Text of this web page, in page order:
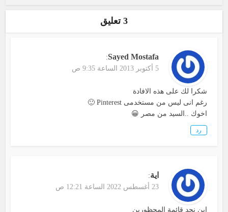
3 تعليق
Sayed Mostafa
:
5 أكتوبر 2013 الساعة 9:35 ص
شكرا لك على هذه الافادة
رغم انى ليس من مستخدمى Pinterest 🙂
اخوك ..السيد من مصر 😀
رد
اية:
23 أغسطس 2022 الساعة 12:21 ص
اين نجد قائمة المحظورين